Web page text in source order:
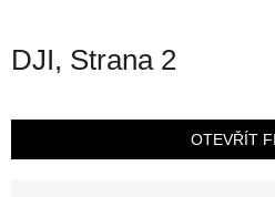
DJI, Strana 2
OTEVŘÍT